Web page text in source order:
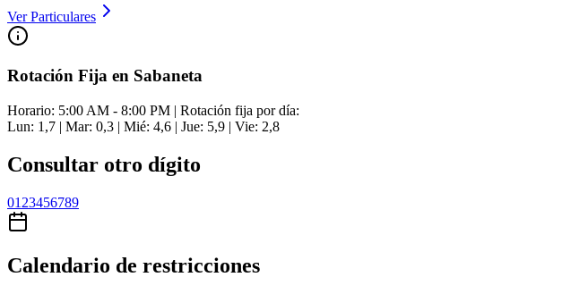
VerParticulares
Rotación Fija en Sabaneta
Horario: 5:00 AM - 8:00 PM | Rotación fija por día:
Lun: 1,7 | Mar: 0,3 | Mié: 4,6 | Jue: 5,9 | Vie: 2,8
Consultar otro dígito
01 23456789
Calendario de restricciones